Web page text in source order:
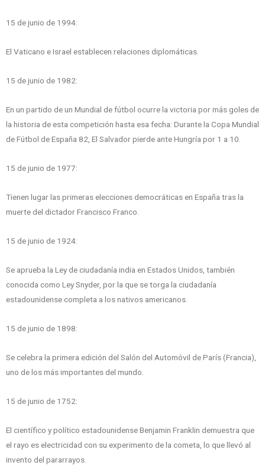
15 de junio de 1994:
El Vaticano e Israel establecen relaciones diplomáticas.
15 de junio de 1982:
En un partido de un Mundial de fútbol ocurre la victoria por más goles de
la historia de esta competición hasta esa fecha: Durante la Copa Mundial
de Fútbol de España 82, El Salvador pierde ante Hungría por 1 a 10.
15 de junio de 1977:
Tienen lugar las primeras elecciones democráticas en España tras la
muerte del dictador Francisco Franco.
15 de junio de 1924:
Se aprueba la Ley de ciudadanía india en Estados Unidos, también
conocida como Ley Snyder, por la que se torga la ciudadanía
estadounidense completa a los nativos americanos.
15 de junio de 1898:
Se celebra la primera edición del Salón del Automóvil de París (Francia),
uno de los más importantes del mundo.
15 de junio de 1752:
El científico y político estadounidense Benjamin Franklin demuestra que
el rayo es electricidad con su experimento de la cometa, lo que llevó al
invento del pararrayos.